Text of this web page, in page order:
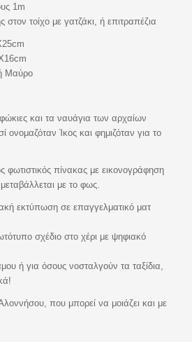
1m
στον τοίχο με γατζάκι, ή επιτραπέζια
Μαύρο
και τα ναυάγια των αρχαίων
ονομαζόταν Ίκος και φημιζόταν για το
φωτιστικός πίνακας με εικονογράφηση
με το φως.
εκτύπωση σε επαγγελματικό ματ
σχέδιο στο χέρι με ψηφιακό
ή για όσους νοσταλγούν τα ταξίδια,
που μπορεί να μοιάζει και με